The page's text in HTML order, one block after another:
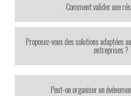
Comment valider une
Proposez-vous des solutions adaptées
entreprises ?
Peut-on organiser un